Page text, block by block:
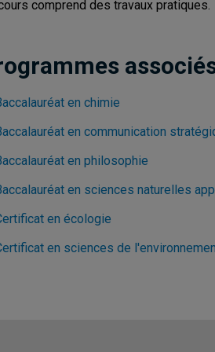
comprend des travaux pratiques.
en chimie
en communication
en philosophie
en sciences naturelles
en écologie
en sciences de